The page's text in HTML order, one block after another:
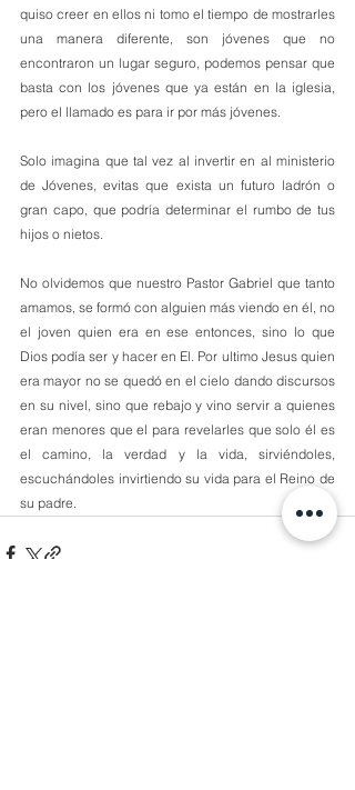
quiso creer en ellos ni tomo el tiempo de mostrarles
una manera diferente, son jóvenes que no
encontraron un lugar seguro, podemos pensar que
basta con los jóvenes que ya están en la iglesia,
pero el llamado es para ir por más jóvenes.
Solo imagina que tal vez al invertir en al ministerio
de Jóvenes, evitas que exista un futuro ladrón o
gran capo, que podría determinar el rumbo de tus
hijos o nietos.
No olvidemos que nuestro Pastor Gabriel que tanto
amamos, se formó con alguien más viendo en él, no
el joven quien era en ese entonces, sino lo que
Dios podía ser y hacer en El. Por ultimo Jesus quien
era mayor no se quedó en el cielo dando discursos
en su nivel, sino que rebajo y vino servir a quienes
eran menores que el para revelarles que solo él es
el camino, la verdad y la vida, sirviéndoles,
escuchándoles invirtiendo su vida para el Reino de
su padre.